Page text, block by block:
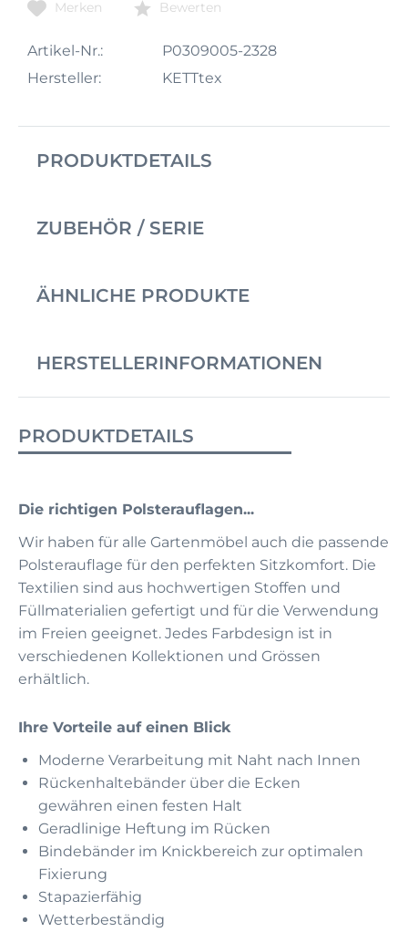
Merken Bewerten
Artikel-Nr.:
P0309005-2328
Hersteller:
KETTtex
PRODUKTDETAILS
ZUBEHÖR / SERIE
ÄHNLICHE PRODUKTE
HERSTELLERINFORMATIONEN
PRODUKTDETAILS
Die richtigen Polsterauflagen...
Wir haben für alle Gartenmöbel auch die passende
Polsterauflage für den perfekten Sitzkomfort. Die
Textilien sind aus hochwertigen Stoffen und
Füllmaterialien gefertigt und für die Verwendung
im Freien geeignet. Jedes Farbdesign ist in
verschiedenen Kollektionen und Grössen
erhältlich.
Ihre Vorteile auf einen Blick
Moderne Verarbeitung mit Naht nach Innen
Rückenhaltebänder über die Ecken
gewähren einen festen Halt
Geradlinige Heftung im Rücken
Bindebänder im Knickbereich zur optimalen
Fixierung
Stapazierfähig
Wetterbeständig